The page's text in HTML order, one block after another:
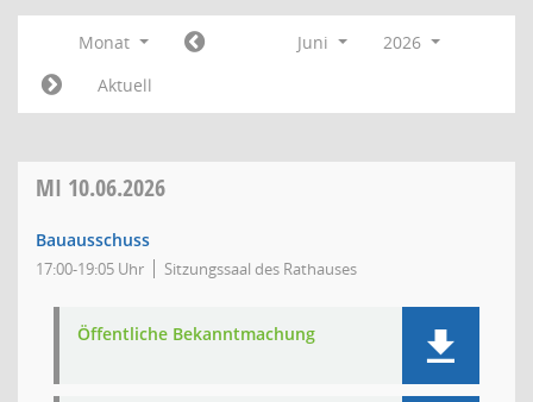
Monat Juni
2026
Aktuell
MI 10.06.2026
Bauausschuss
17:00-19:05 Uhr Sitzungssaal des Rathauses
Öffentliche Bekanntmachung